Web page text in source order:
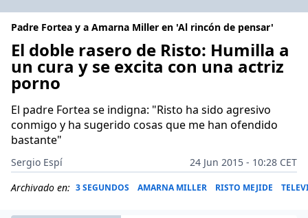
Padre Fortea y a Amarna Miller en 'Al rincón de pensar'
El doble rasero de Risto: Humilla a
un cura y se excita con una actriz
porno
El padre Fortea se indigna: "Risto ha sido agresivo
conmigo y ha sugerido cosas que me han ofendido
bastante"
Sergio Espí
24 Jun 2015 - 10:28 CET
Archivado en: 3 SEGUNDOS AMARNA MILLER RISTO MEJIDE